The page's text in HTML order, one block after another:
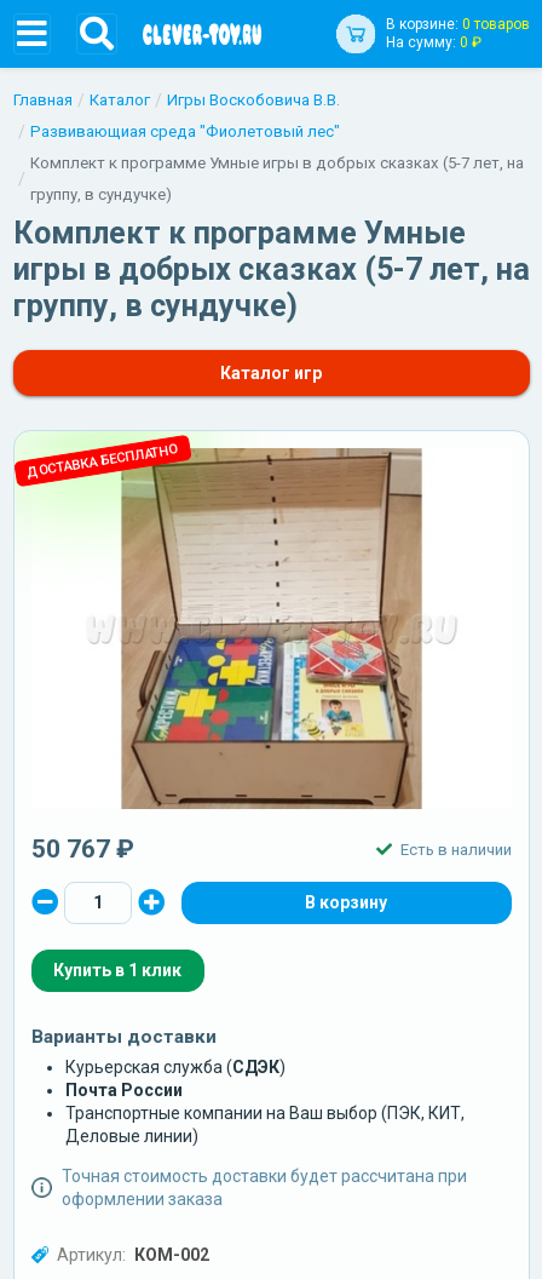
В корзине: 0 товаров
На сумму: 0 ₽
Главная Каталог
Игры Воскобовича В.В.
Развивающиая среда "Фиолетовый лес"
Комплект к программе Умные игры в добрых сказках (5-7 лет, на
группу, в сундучке)
Комплект к программе Умные
игры в добрых сказках (5-7 лет, на
группу, в сундучке)
Каталог игр
ДОСТАВКА БЕСПЛАТНО
50 767 ₽ Есть в наличии
Купить в 1 клик
Варианты доставки
Курьерская служба (СДЭК)
Почта России
Транспортные компании на Ваш выбор (ПЭК, КИТ,
Деловые линии)
Точная стоимость доставки будет рассчитана при
оформлении заказа
Артикул: КОМ-002